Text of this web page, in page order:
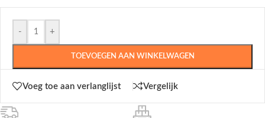
- +
TOEVOEGEN AAN WINKELWAGEN
Voeg toe aan verlanglijst Vergelijk